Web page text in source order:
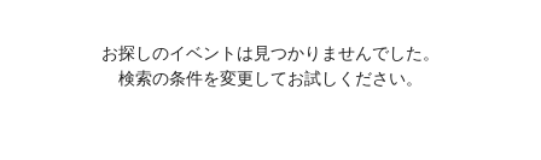
お探しのイベントは見つかりませんでした。
検索の条件を変更してお試しください。